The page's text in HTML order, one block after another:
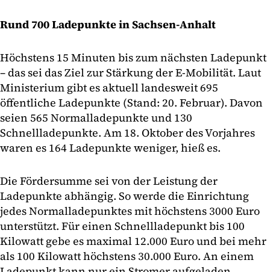
Rund 700 Ladepunkte in Sachsen-Anhalt
Höchstens 15 Minuten bis zum nächsten Ladepunkt
– das sei das Ziel zur Stärkung der E-Mobilität. Laut
Ministerium gibt es aktuell landesweit 695
öffentliche Ladepunkte (Stand: 20. Februar). Davon
seien 565 Normalladepunkte und 130
Schnellladepunkte. Am 18. Oktober des Vorjahres
waren es 164 Ladepunkte weniger, hieß es.
Die Fördersumme sei von der Leistung der
Ladepunkte abhängig. So werde die Einrichtung
jedes Normalladepunktes mit höchstens 3000 Euro
unterstützt. Für einen Schnellladepunkt bis 100
Kilowatt gebe es maximal 12.000 Euro und bei mehr
als 100 Kilowatt höchstens 30.000 Euro. An einem